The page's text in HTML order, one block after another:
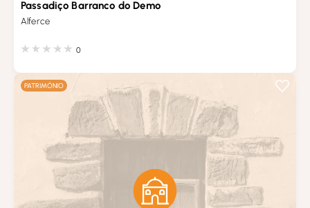
Passadiço Barranco do Demo
Alferce
0
PATRIMÓNIO